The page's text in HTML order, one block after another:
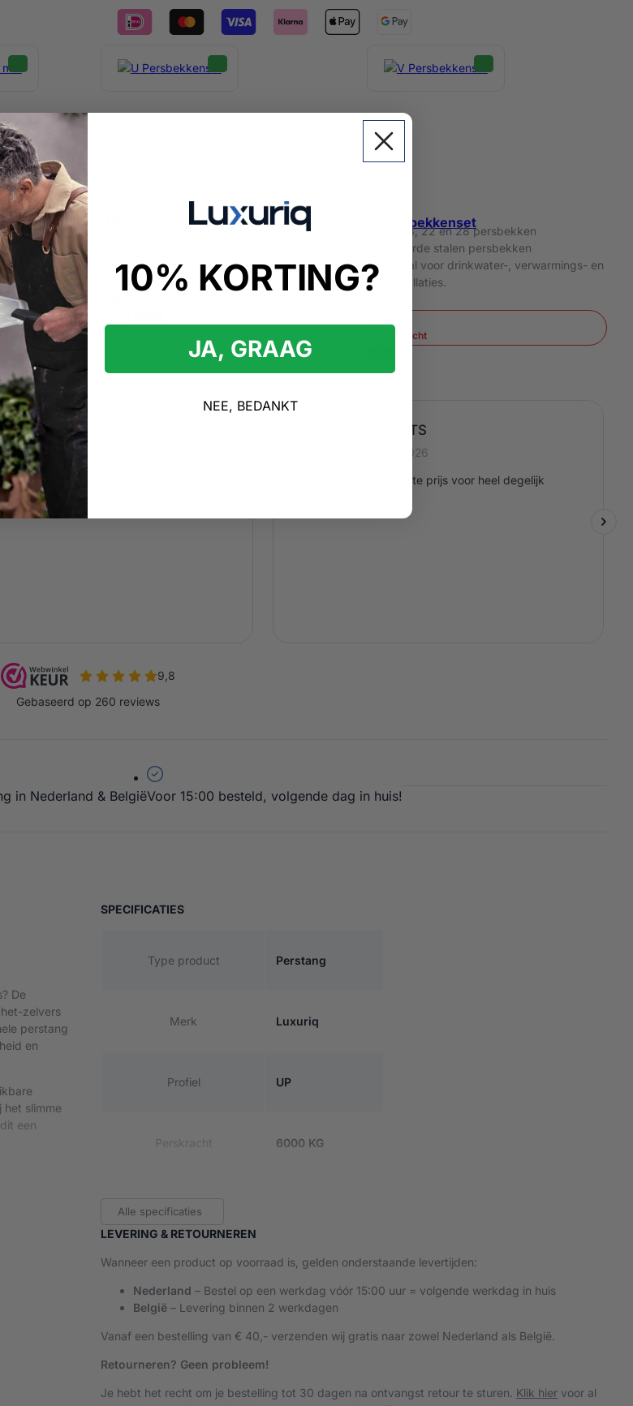
U Persbekkenset
Ideaal voor sanitair-, cv-, gas- en
waterinstallaties
V Persbekkenset
15, 18, 22 en 28 persbekken
Geharde stalen persbekken
Ideaal voor drinkwater-, verwarmings- en
gasinstallaties.
Uitverkocht
in Nederland & BelgiëVoor 15:00 besteld, volgende dag in huis!
– UP set
De
zelvers
perstang
en
slimme
een
SPECIFICATIESVAN PROFESSIONELE ACCU PERSTANG – UP SET
Type product Perstang
Merk Luxuriq
Profiel UP
Perskracht 6000 KG
Aantal accu’s 2
Materiaal persbekken Gehard staal
Alle specificaties
LEVERING & RETOURNEREN
Wanneer een product op voorraad is, gelden onderstaande levertijden:
Nederland – Bestel op een werkdag vóór 15:00 uur = volgende werkdag in huis
België – Levering binnen 2 werkdagen
Vanaf een bestelling van € 40,- verzenden wij gratis naar zowel Nederland als België.
Retourneren? Geen probleem!
Je hebt het recht om je bestelling tot 30 dagen na ontvangst retour te sturen. Klik hier voor al
10% KORTING?
JA, GRAAG
NEE, BEDANKT